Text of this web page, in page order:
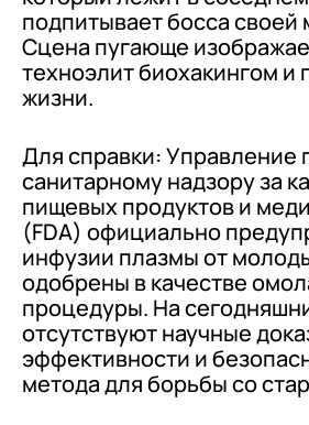
подпитывает босса
Сцена пугающе
техноэлит биохакингом и
жизни.
Для справки: Управление
санитарному надзору за
пищевых продуктов и
(FDA) официально
инфузии плазмы от
одобрены в качестве
процедуры. На
отсутствуют научные
эффективности и
метода для борьбы со